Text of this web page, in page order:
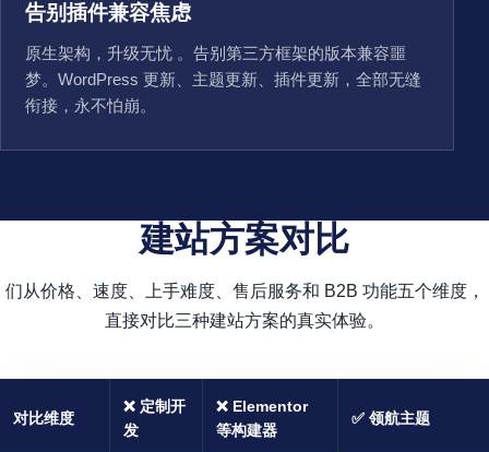
告别插件兼容焦虑
原生架构，升级无忧 。告别第三方框架的版本兼容噩
梦。WordPress 更新、主题更新、插件更新，全部无缝
衔接，永不怕崩。
建站方案对比
们从价格、速度、上手难度、售后服务和 B2B 功能五个维度，
直接对比三种建站方案的真实体验。
对比维度
❌ 定制开
发
❌ Elementor
等构建器
✅ 领航主题